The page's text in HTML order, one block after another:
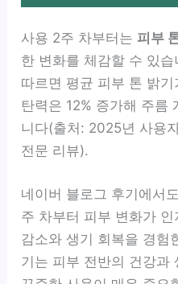
사용 2주 차부터는 피부
한 변화를 체감할 수 있
따르면 평균 피부 톤 밝
탄력은 12% 증가해 주름
니다(출처: 2025년 사용
전문 리뷰).
네이버 블로그 후기에서
주 차부터 피부 변화가
감소와 생기 회복을 경험
기는 피부 전반의 건강과